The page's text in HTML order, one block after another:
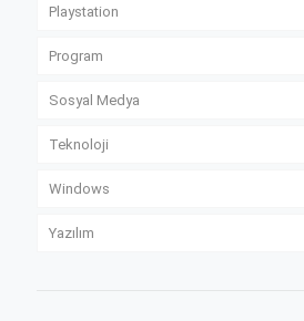
Playstation
Program
Sosyal Medya
Teknoloji
Windows
Yazılım